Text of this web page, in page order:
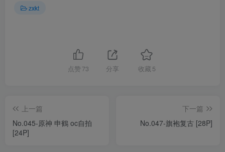
zxkt
点赞 73 分享 收藏 5
上一篇
No.045-原神 申鶴 oc自拍
[24P]
下一篇
No.047-旗袍复古 [28P]